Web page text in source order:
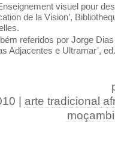
visuel pour
de la Vision’,
referidos por Jorge Dias
Adjacentes e Ultramar’,
arte tradicional